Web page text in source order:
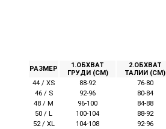
РАЗМЕР
1.ОБХВАТ
ГРУДИ (СМ)
2.ОБХВАТ
ТАЛИИ (СМ)
44 / XS
88-92 76-80
46 / S
92-96 80-84
48 / M
96-100 84-88
50 / L
100-104 88-92
52 / XL
104-108 92-96